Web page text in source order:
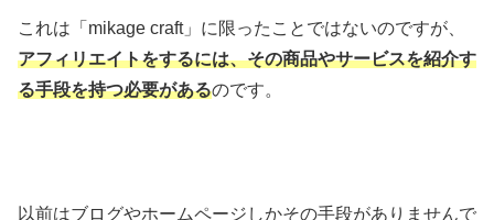
これは「mikage craft」に限ったことではないのですが、
アフィリエイトをするには、その商品やサービスを紹介す
る手段を持つ必要があるのです。
以前はブログやホームページしかその手段がありませんで